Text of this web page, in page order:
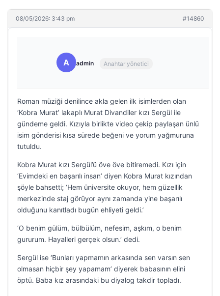
08/05/2026: 3:43 pm #14860
A admin Anahtar yönetici
Roman müziği denilince akla gelen ilk isimlerden olan
‘Kobra Murat’ lakaplı Murat Divandiler kızı Sergül ile
gündeme geldi. Kızıyla birlikte video çekip paylaşan ünlü
isim gönderisi kısa sürede beğeni ve yorum yağmuruna
tutuldu.
Kobra Murat kızı Sergül’ü öve öve bitiremedi. Kızı için
‘Evimdeki en başarılı insan’ diyen Kobra Murat kızından
şöyle bahsetti; ‘Hem üniversite okuyor, hem güzellik
merkezinde staj görüyor aynı zamanda yine başarılı
olduğunu kanıtladı bugün ehliyeti geldi.’
‘O benim gülüm, bülbülüm, nefesim, aşkım, o benim
gururum. Hayalleri gerçek olsun.’ dedi.
Sergül ise ‘Bunları yapmamın arkasında sen varsın sen
olmasan hiçbir şey yapamam’ diyerek babasının elini
öptü. Baba kız arasındaki bu diyalog takdir topladı.